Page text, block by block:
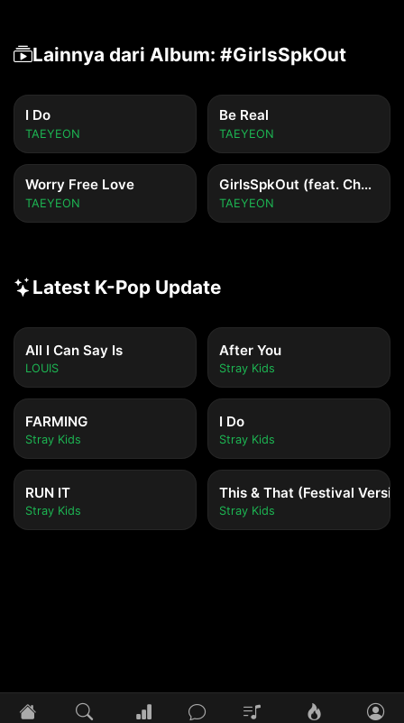
Lainnya dari Album: #GirlsSpkOut
I Do
TAEYEON
Be Real
TAEYEON
Worry Free Love
TAEYEON
GirlsSpkOut (feat. Chanmina)
TAEYEON
Latest K-Pop Update
All I Can Say Is
LOUIS
After You
Stray Kids
FARMING
Stray Kids
I Do
Stray Kids
RUN IT
Stray Kids
This & That (Festival
Stray Kids